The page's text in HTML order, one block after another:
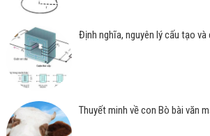
Định nghĩa, nguyên lý cấu tạo
Thuyết minh về con Bò bài văn